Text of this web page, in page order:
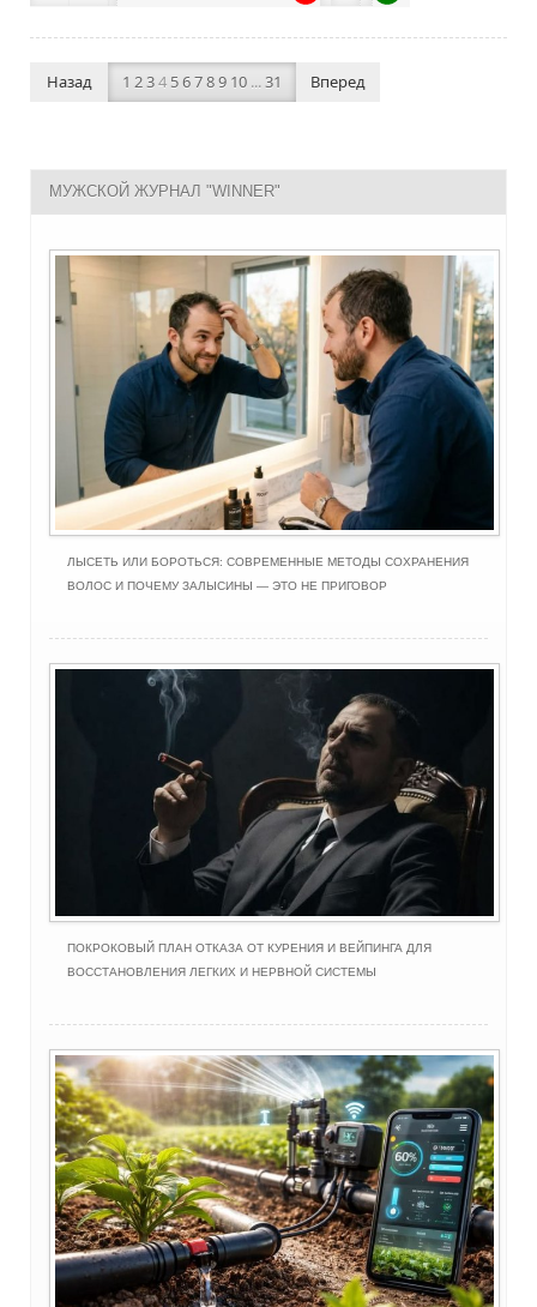
Назад 1 234 56789 10 ...31 Вперед
МУЖСКОЙ ЖУРНАЛ "WINNER"
ЛЫСЕТЬ ИЛИ БОРОТЬСЯ: СОВРЕМЕННЫЕ МЕТОДЫ СОХРАНЕНИЯ
ВОЛОС И ПОЧЕМУ ЗАЛЫСИНЫ — ЭТО НЕ ПРИГОВОР
ПОКРОКОВЫЙ ПЛАН ОТКАЗА ОТ КУРЕНИЯ И ВЕЙПИНГА ДЛЯ
ВОССТАНОВЛЕНИЯ ЛЕГКИХ И НЕРВНОЙ СИСТЕМЫ